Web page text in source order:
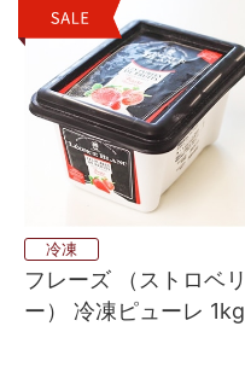
冷凍
フレーズ （ストロベリ
ー） 冷凍ピューレ 1kg